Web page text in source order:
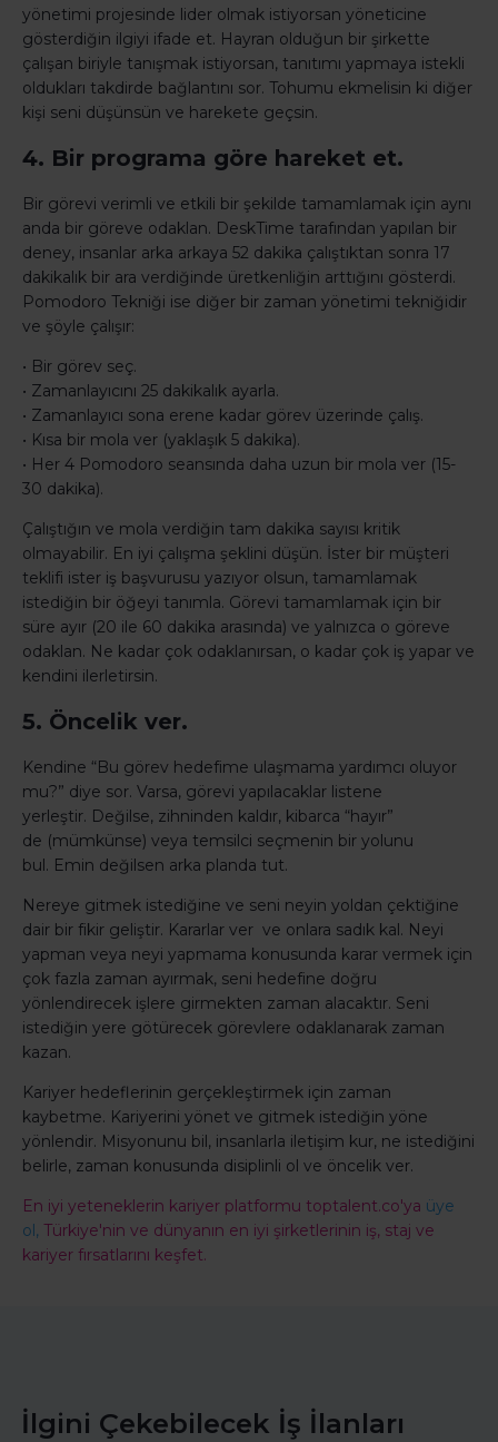
yönetimi projesinde lider olmak istiyorsan yöneticine
gösterdiğin ilgiyi ifade et. Hayran olduğun bir şirkette
çalışan biriyle tanışmak istiyorsan, tanıtımı yapmaya istekli
oldukları takdirde bağlantını sor. Tohumu ekmelisin ki diğer
kişi seni düşünsün ve harekete geçsin.
4. Bir programa göre hareket et.
Bir görevi verimli ve etkili bir şekilde tamamlamak için aynı
anda bir göreve odaklan. DeskTime tarafından yapılan bir
deney, insanlar arka arkaya 52 dakika çalıştıktan sonra 17
dakikalık bir ara verdiğinde üretkenliğin arttığını gösterdi.
Pomodoro Tekniği ise diğer bir zaman yönetimi tekniğidir
ve şöyle çalışır:
• Bir görev seç.
• Zamanlayıcını 25 dakikalık ayarla.
• Zamanlayıcı sona erene kadar görev üzerinde çalış.
• Kısa bir mola ver (yaklaşık 5 dakika).
• Her 4 Pomodoro seansında daha uzun bir mola ver (15-
30 dakika).
Çalıştığın ve mola verdiğin tam dakika sayısı kritik
olmayabilir. En iyi çalışma şeklini düşün. İster bir müşteri
teklifi ister iş başvurusu yazıyor olsun, tamamlamak
istediğin bir öğeyi tanımla. Görevi tamamlamak için bir
süre ayır (20 ile 60 dakika arasında) ve yalnızca o göreve
odaklan. Ne kadar çok odaklanırsan, o kadar çok iş yapar ve
kendini ilerletirsin.
5. Öncelik ver.
Kendine “Bu görev hedefime ulaşmama yardımcı oluyor
mu?” diye sor. Varsa, görevi yapılacaklar listene
yerleştir. Değilse, zihninden kaldır, kibarca “hayır”
de (mümkünse) veya temsilci seçmenin bir yolunu
bul. Emin değilsen arka planda tut.
Nereye gitmek istediğine ve seni neyin yoldan çektiğine
dair bir fikir geliştir. Kararlar ver ve onlara sadık kal. Neyi
yapman veya neyi yapmama konusunda karar vermek için
çok fazla zaman ayırmak, seni hedefine doğru
yönlendirecek işlere girmekten zaman alacaktır. Seni
istediğin yere götürecek görevlere odaklanarak zaman
kazan.
Kariyer hedeflerinin gerçekleştirmek için zaman
kaybetme. Kariyerini yönet ve gitmek istediğin yöne
yönlendir. Misyonunu bil, insanlarla iletişim kur, ne istediğini
belirle, zaman konusunda disiplinli ol ve öncelik ver.
En iyi yeteneklerin kariyer platformu toptalent.co'ya üye
ol, Türkiye'nin ve dünyanın en iyi şirketlerinin iş, staj ve
kariyer fırsatlarını keşfet.
İlgini Çekebilecek İş İlanları